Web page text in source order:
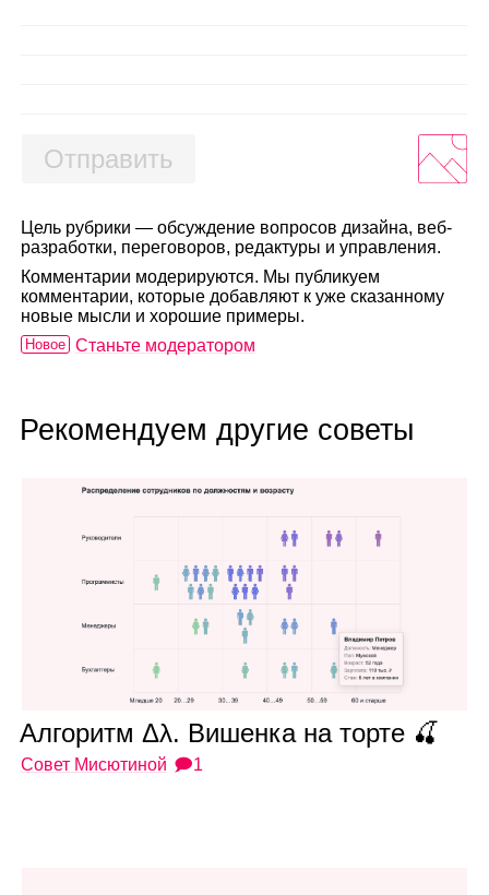
Отправить
Цель рубрики — обсуждение вопросов дизайна, веб-
разработки, переговоров, редактуры и управления.
Комментарии модерируются. Мы публикуем
комментарии, которые добавляют к уже сказанному
новые мысли и хорошие примеры.
Новое Станьте модератором
Рекомендуем другие советы
Алго­ритм Δλ. Вишенка на торте 🍒
Совет Мисютиной 🗩1